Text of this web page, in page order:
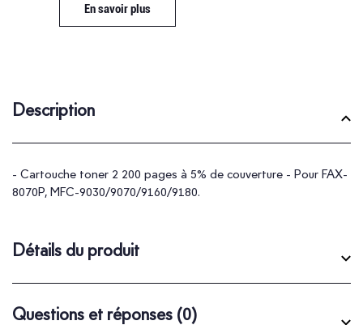
En savoir plus
Description
- Cartouche toner 2 200 pages à 5% de couverture - Pour FAX-
8070P, MFC-9030/9070/9160/9180.
Détails du produit
Questions et réponses (0)